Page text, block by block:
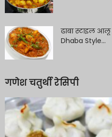
ढाबा स्टाइल आलू
Dhaba Style...
गणेश चतुर्थी रेसिपी